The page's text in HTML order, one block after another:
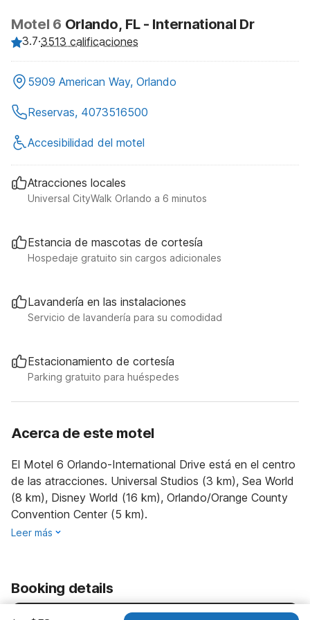
Motel 6 Orlando, FL - International Dr
3.7·3513 calificaciones
5909 American Way, Orlando
Reservas, 4073516500
Accesibilidad del motel
Atracciones locales
Universal CityWalk Orlando a 6 minutos
Estancia de mascotas de cortesía
Hospedaje gratuito sin cargos adicionales
Lavandería en las instalaciones
Servicio de lavandería para su comodidad
Estacionamiento de cortesía
Parking gratuito para huéspedes
Acerca de este motel
El Motel 6 Orlando-International Drive está en el centro
de las atracciones. Universal Studios (3 km), Sea World
(8 km), Disney World (16 km), Orlando/Orange County
Convention Center (5 km).
Leer más
Booking details